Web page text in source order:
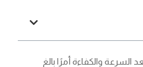
السرعة والكفاءة أمرًا بالغ